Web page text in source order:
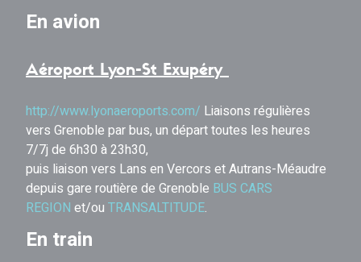
En avion
Aéroport Lyon-St Exupéry
http://www.lyonaeroports.com/ Liaisons régulières
vers Grenoble par bus, un départ toutes les heures
7/7j de 6h30 à 23h30,
puis liaison vers Lans en Vercors et Autrans-Méaudre
depuis gare routière de Grenoble BUS CARS
REGION et/ou TRANSALTITUDE.
En train